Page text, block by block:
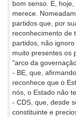
bom senso. E,
merece.
partidos que, por
reconhecimento de
partidos, não
muito presentes os
"arco da
- BE, que,
reconhece que o
nós, o Estado não
- CDS, que, desde
constituinte e